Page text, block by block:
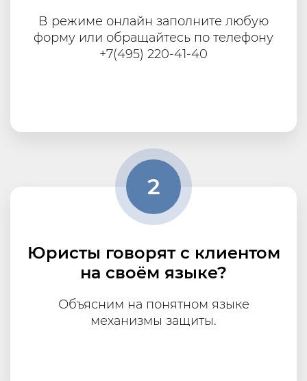
В режиме онлайн заполните любую
форму или обращайтесь по телефону
+7(495) 220-41-40
2
Юристы говорят с клиентом
на своём языке?
Объясним на понятном языке
механизмы защиты.